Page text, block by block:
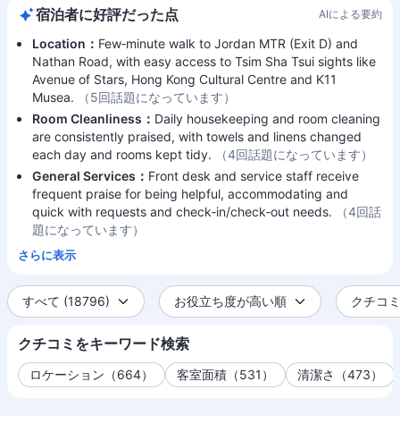
宿泊者に好評だった点 AIによる要約
Location： Few‑minute walk to Jordan MTR (Exit D) and
Nathan Road, with easy access to Tsim Sha Tsui sights like
Avenue of Stars, Hong Kong Cultural Centre and K11
Musea.
（5回話題になっています）
Room Cleanliness： Daily housekeeping and room cleaning
are consistently praised, with towels and linens changed
each day and rooms kept tidy.
（4回話題になっています）
General Services： Front desk and service staff receive
frequent praise for being helpful, accommodating and
quick with requests and check‑in/check‑out needs.
（4回話
題になっています）
さらに表示
すべて (18796) お役立ち度が高い順 クチコ
クチコミをキーワード検索
ロケーション（664） 客室面積（531） 清潔さ（473）